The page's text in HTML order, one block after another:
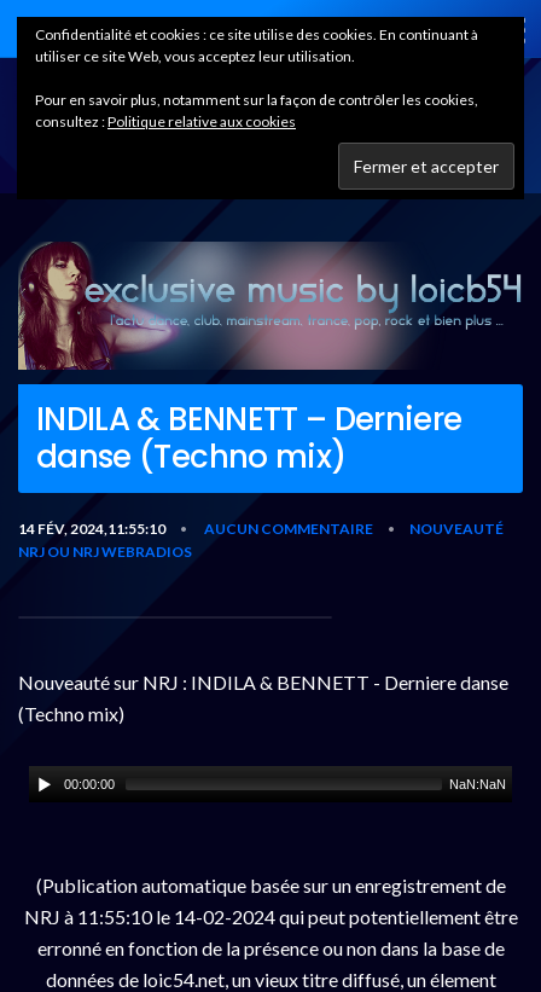
Home
INDILA & BENNETT – Derniere
danse (Techno mix)
14 FÉV, 2024,11:55:10 • AUCUN COMMENTAIRE •
NOUVEAUTÉ
NRJ OU NRJ WEBRADIOS
Nouveauté sur NRJ : INDILA & BENNETT - Derniere danse
(Techno mix)
00:00:00 NaN:NaN
(Publication automatique basée sur un enregistrement de
NRJ à 11:55:10 le 14-02-2024 qui peut potentiellement être
erronné en fonction de la présence ou non dans la base de
données de loic54.net, un vieux titre diffusé, un élement
Confidentialité et cookies : ce site utilise des cookies. En continuant à
utiliser ce site Web, vous acceptez leur utilisation.
Pour en savoir plus, notamment sur la façon de contrôler les cookies,
consultez :Politique relative aux cookies